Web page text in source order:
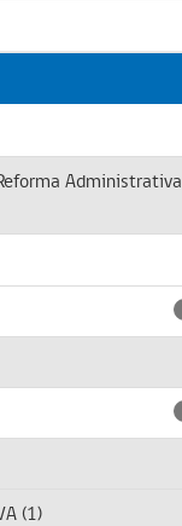
Administrativa
(1)